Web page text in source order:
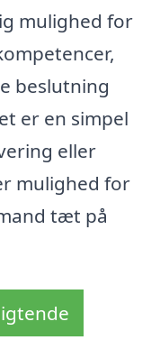
mulighed for
beslutning
er en simpel
eller
mulighed for
tæt på